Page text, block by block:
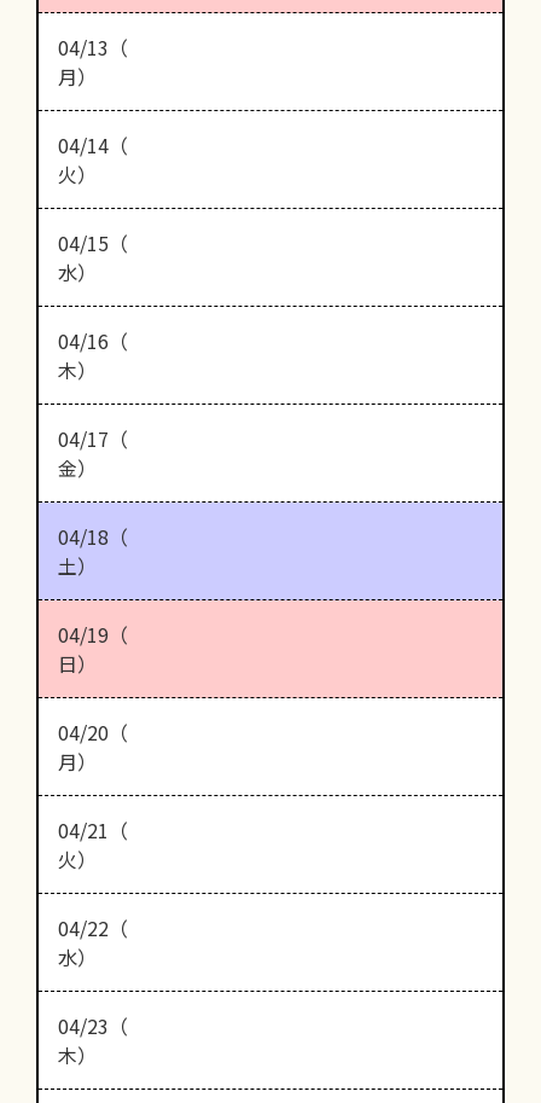
04/13（
月）
04/14（
火）
04/15（
水）
04/16（
木）
04/17（
金）
04/18（
土）
04/19（
日）
04/20（
月）
04/21（
火）
04/22（
水）
04/23（
木）